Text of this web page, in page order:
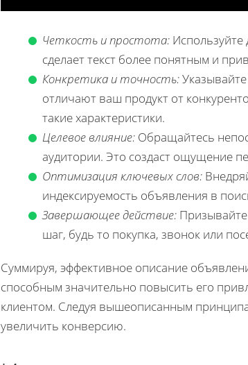
Четкость и простота:
сделает текст более понятным и
Конкретика и точность:
отличают ваш продукт от
такие характеристики.
Целевое влияние: Обращайтесь
аудитории. Это создаст ощущение
Оптимизация ключевых слов:
индексируемость объявления в
Завершающее действие:
шаг, будь то покупка, звонок или
Суммируя, эффективное описание
способным значительно повысить его
клиентом. Следуя вышеописанным
увеличить конверсию.